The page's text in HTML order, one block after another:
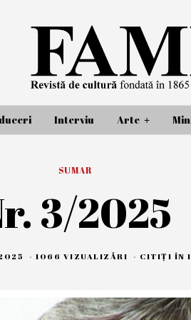
Interviu Arte
SUMAR
3/2025
1066 VIZUALIZĂRI CITIȚI ÎN